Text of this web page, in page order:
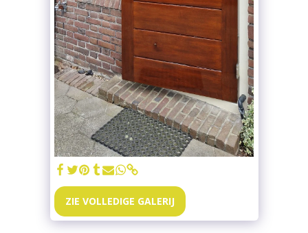
ZIE VOLLEDIGE GALERIJ